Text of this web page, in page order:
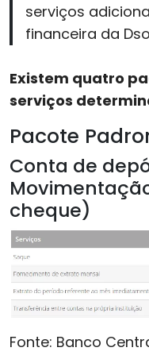
serviços
financeira da
Existem quatro
serviços
Pacote
Conta de
cheque)
Fonte: Banco